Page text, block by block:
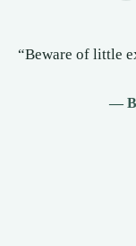
“Beware of little
—